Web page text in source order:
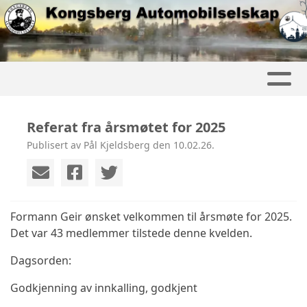
Referat fra årsmøtet for 2025
Publisert av Pål Kjeldsberg den 10.02.26.
Formann Geir ønsket velkommen til årsmøte for 2025.
Det var 43 medlemmer tilstede denne kvelden.
Dagsorden:
Godkjenning av innkalling, godkjent